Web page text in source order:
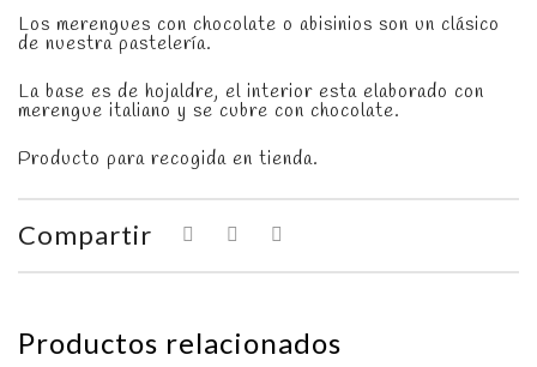
Los merengues con chocolate o abisinios son un clásico
de nuestra pastelería.
La base es de hojaldre, el interior esta elaborado con
merengue italiano y se cubre con chocolate.
Producto para recogida en tienda.
Compartir
Productos relacionados